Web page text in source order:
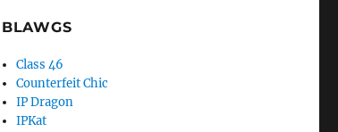
BLAWGS
Class 46
Counterfeit Chic
IP Dragon
IPKat